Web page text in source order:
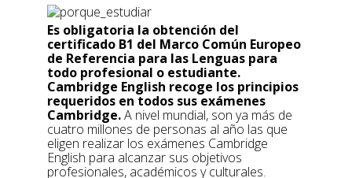
Es obligatoria la obtención del
certificado B1 del Marco Común Europeo
de Referencia para las Lenguas para
todo profesional o estudiante.
Cambridge English recoge los principios
requeridos en todos sus exámenes
Cambridge.A nivel mundial, son ya más de
cuatro millones de personas al año las que
eligen realizar los exámenes Cambridge
English para alcanzar sus objetivos
profesionales, académicos y culturales.